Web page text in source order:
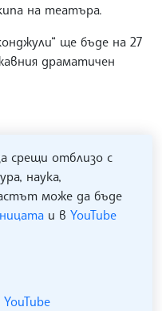
на театъра.
ще бъде на 27
драматичен
срещи отблизо с
наука,
може да бъде
и в YouTube